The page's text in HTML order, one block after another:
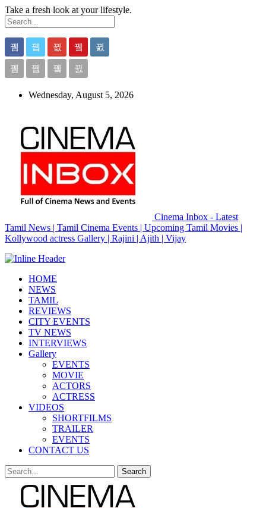
Take a fresh look at your lifestyle.
Wednesday, August 5, 2026
Cinema Inbox - Latest
Tamil News | Tamil Cinema Events | Upcoming Tamil Movies |
Kollywood actress Gallery | Rajini | Ajith | Vijay
HOME
NEWS
TAMIL
REVIEWS
CITY EVENTS
TV NEWS
INTERVIEWS
Gallery
EVENTS
MOVIE
ACTORS
ACTRESS
VIDEOS
SHORTFILMS
TRAILER
EVENTS
CONTACT US